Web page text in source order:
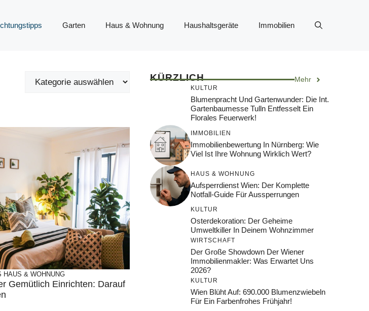
Garten Haus & Wohnung Haushaltsgeräte Immobilien
HAUS & WOHNUNG
Gemütlich Einrichten: Darauf
KÜRZLICH Mehr
KULTUR
Blumenpracht Und Gartenwunder: Die Int.
Gartenbaumesse Tulln Entfesselt Ein
Florales Feuerwerk!
IMMOBILIEN
Immobilienbewertung In Nürnberg: Wie
Viel Ist Ihre Wohnung Wirklich Wert?
HAUS & WOHNUNG
Aufsperrdienst Wien: Der Komplette
Notfall-Guide Für Aussperrungen
KULTUR
Osterdekoration: Der Geheime
Umweltkiller In Deinem Wohnzimmer
WIRTSCHAFT
Der Große Showdown Der Wiener
Immobilienmakler: Was Erwartet Uns
2026?
KULTUR
Wien Blüht Auf: 690.000 Blumenzwiebeln
Für Ein Farbenfrohes Frühjahr!